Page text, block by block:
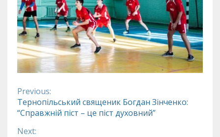
Continue
Reading
Previous:
Тернопільський священик Богдан Зінченко:
“Справжній піст – це піст духовний”
Next: